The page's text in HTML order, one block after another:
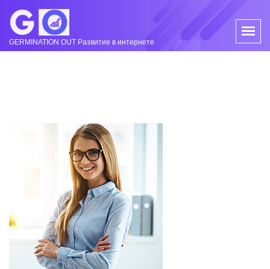
GERMINATION OUT Развитие в интернете